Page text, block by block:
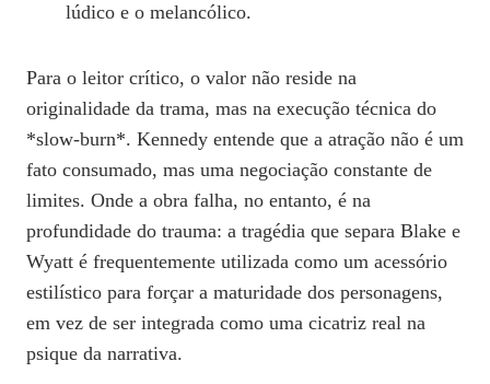
lúdico e o melancólico.
Para o leitor crítico, o valor não reside na
originalidade da trama, mas na execução técnica do
*slow-burn*. Kennedy entende que a atração não é um
fato consumado, mas uma negociação constante de
limites. Onde a obra falha, no entanto, é na
profundidade do trauma: a tragédia que separa Blake e
Wyatt é frequentemente utilizada como um acessório
estilístico para forçar a maturidade dos personagens,
em vez de ser integrada como uma cicatriz real na
psique da narrativa.